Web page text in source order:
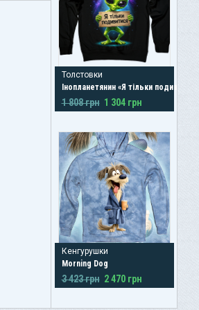
Толстовки
Інопланетянин «Я тільки подивитися»
1 808 грн 1 304 грн
Кенгурушки
Morning Dog
3 423 грн 2 470 грн